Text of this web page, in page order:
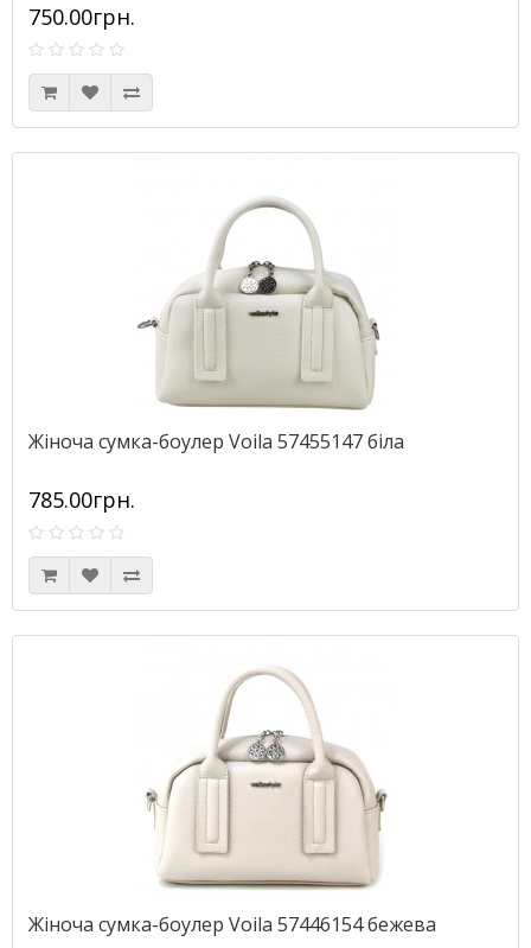
750.00грн.
Жіноча сумка-боулер Voila 57455147 біла
785.00грн.
Жіноча сумка-боулер Voila 57446154 бежева